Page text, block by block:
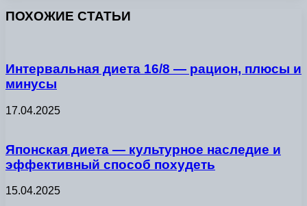
ПОХОЖИЕ СТАТЬИ
Интервальная диета 16/8 — рацион, плюсы и
минусы
17.04.2025
Японская диета — культурное наследие и
эффективный способ похудеть
15.04.2025